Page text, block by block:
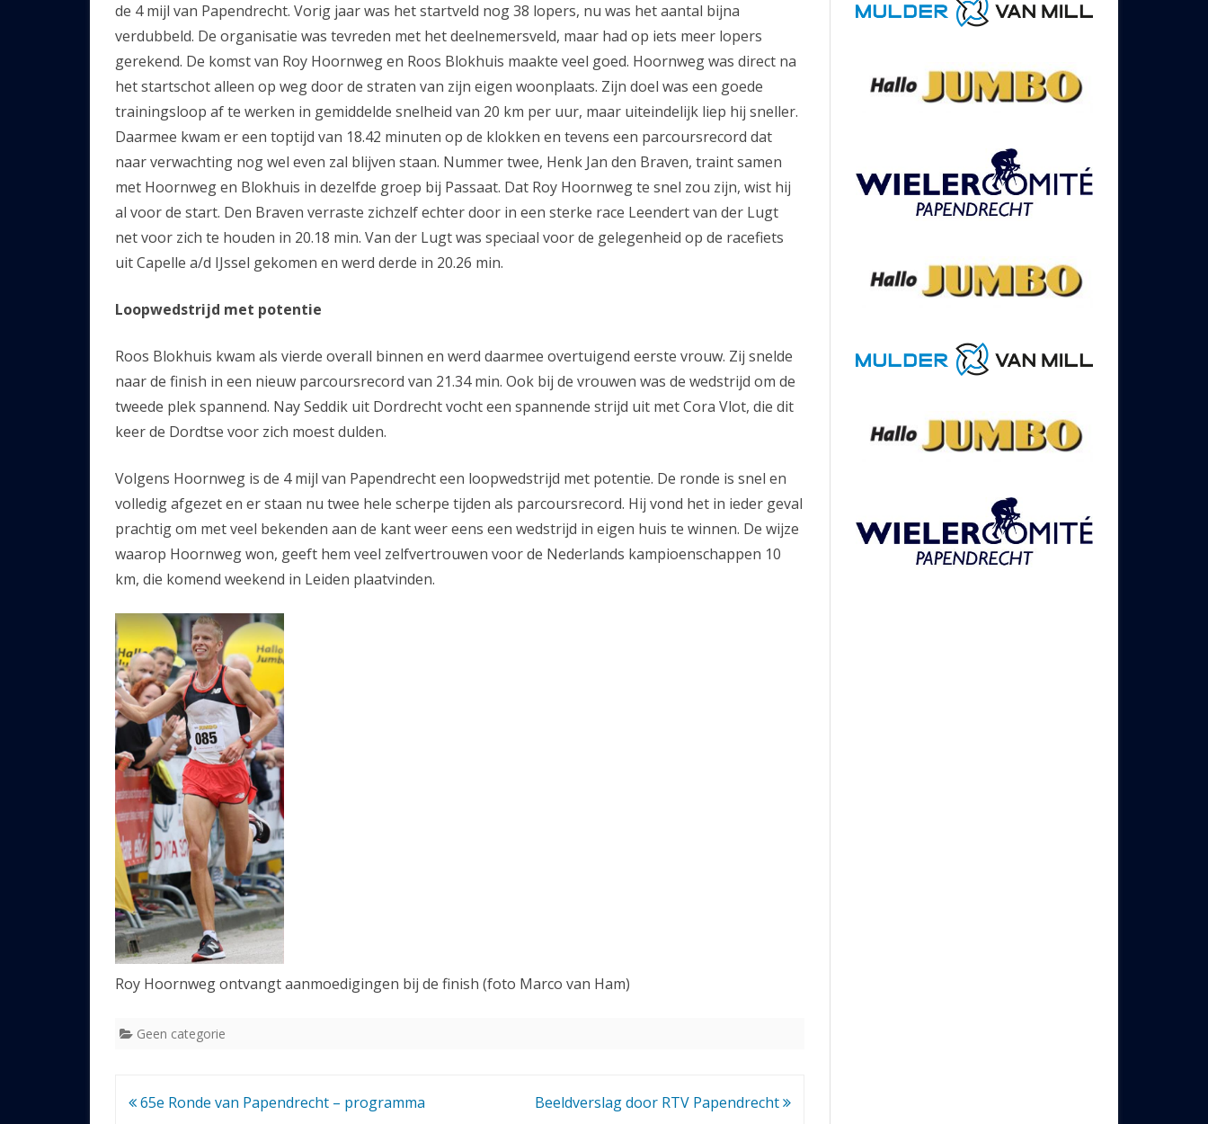
de 4 mijl van Papendrecht. Vorig jaar was het startveld nog 38 lopers, nu was het aantal bijna
verdubbeld. De organisatie was tevreden met het deelnemersveld, maar had op iets meer lopers
gerekend. De komst van Roy Hoornweg en Roos Blokhuis maakte veel goed. Hoornweg was direct na
het startschot alleen op weg door de straten van zijn eigen woonplaats. Zijn doel was een goede
trainingsloop af te werken in gemiddelde snelheid van 20 km per uur, maar uiteindelijk liep hij sneller.
Daarmee kwam er een toptijd van 18.42 minuten op de klokken en tevens een parcoursrecord dat
naar verwachting nog wel even zal blijven staan. Nummer twee, Henk Jan den Braven, traint samen
met Hoornweg en Blokhuis in dezelfde groep bij Passaat. Dat Roy Hoornweg te snel zou zijn, wist hij
al voor de start. Den Braven verraste zichzelf echter door in een sterke race Leendert van der Lugt
net voor zich te houden in 20.18 min. Van der Lugt was speciaal voor de gelegenheid op de racefiets
uit Capelle a/d IJssel gekomen en werd derde in 20.26 min.
Loopwedstrijd met potentie
Roos Blokhuis kwam als vierde overall binnen en werd daarmee overtuigend eerste vrouw. Zij snelde
naar de finish in een nieuw parcoursrecord van 21.34 min. Ook bij de vrouwen was de wedstrijd om de
tweede plek spannend. Nay Seddik uit Dordrecht vocht een spannende strijd uit met Cora Vlot, die dit
keer de Dordtse voor zich moest dulden.
Volgens Hoornweg is de 4 mijl van Papendrecht een loopwedstrijd met potentie. De ronde is snel en
volledig afgezet en er staan nu twee hele scherpe tijden als parcoursrecord. Hij vond het in ieder geval
prachtig om met veel bekenden aan de kant weer eens een wedstrijd in eigen huis te winnen. De wijze
waarop Hoornweg won, geeft hem veel zelfvertrouwen voor de Nederlands kampioenschappen 10
km, die komend weekend in Leiden plaatvinden.
Roy Hoornweg ontvangt aanmoedigingen bij de finish (foto Marco van Ham)
Geen categorie
Bericht
65e Ronde van Papendrecht – programma Beeldverslag door RTV Papendrecht